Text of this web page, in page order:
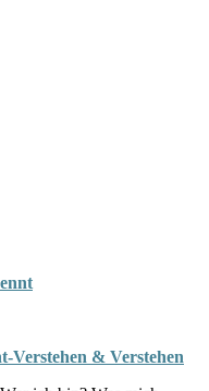
Verstehen & Verstehen